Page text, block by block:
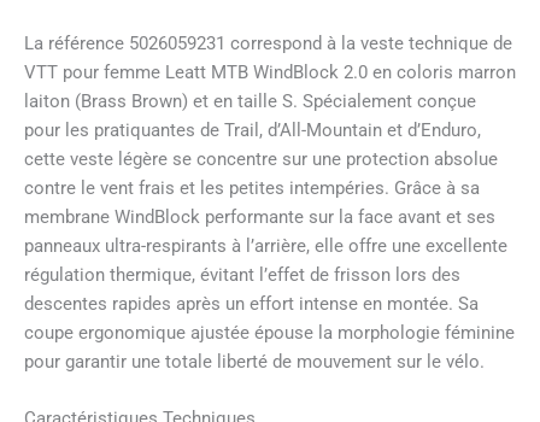
La référence 5026059231 correspond à la veste technique de
VTT pour femme Leatt MTB WindBlock 2.0 en coloris marron
laiton (Brass Brown) et en taille S. Spécialement conçue
pour les pratiquantes de Trail, d’All-Mountain et d’Enduro,
cette veste légère se concentre sur une protection absolue
contre le vent frais et les petites intempéries. Grâce à sa
membrane WindBlock performante sur la face avant et ses
panneaux ultra-respirants à l’arrière, elle offre une excellente
régulation thermique, évitant l’effet de frisson lors des
descentes rapides après un effort intense en montée. Sa
coupe ergonomique ajustée épouse la morphologie féminine
pour garantir une totale liberté de mouvement sur le vélo.